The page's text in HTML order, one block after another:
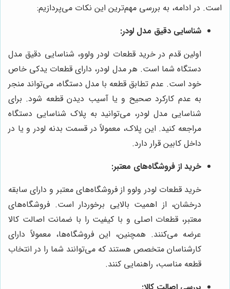
است. در ادامه، به بررسی مهم‌ترین این نکات می‌پردازیم:
شناسایی دقیق مدل لودر:
اولین قدم در خرید قطعات لودر ولوو، شناسایی دقیق مدل
دستگاه شما است. هر مدل لودر، دارای قطعات یدکی خاص
خود است. عدم تطابق قطعه با مدل دستگاه، می‌تواند منجر
به عدم کارکرد صحیح و یا آسیب دیدن قطعه شود. برای
شناسایی مدل لودر، می‌توانید به پلاک شناسایی دستگاه
مراجعه کنید. این پلاک، معمولاً در قسمت بدنه لودر و یا در
داخل کابین قرار دارد.
خرید از فروشگاه‌های معتبر:
خرید قطعات لودر ولوو از فروشگاه‌های معتبر و دارای سابقه
درخشان، از اهمیت بالایی برخوردار است. فروشگاه‌های
معتبر، قطعات اصلی و با کیفیت را با ضمانت اصالت کالا
عرضه می‌کنند. همچنین، این فروشگاه‌ها، معمولاً دارای
کارشناسان متخصص هستند که می‌توانند شما را در انتخاب
قطعه مناسب، راهنمایی کنند.